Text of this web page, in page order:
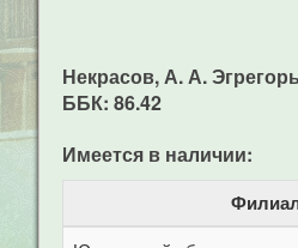
Некрасов, А. А.
ББК: 86.42
Имеется в наличии: